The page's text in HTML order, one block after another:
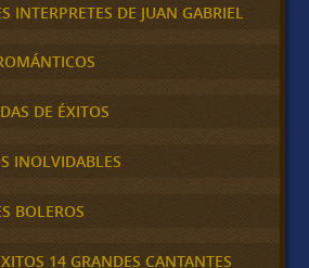
INTERPRETES DE JUAN GABRIEL
DE ÉXITOS
INOLVIDABLES
BOLEROS
14 GRANDES CANTANTES